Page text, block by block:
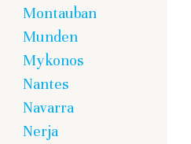
Montauban
Munden
Mykonos
Nantes
Navarra
Nerja